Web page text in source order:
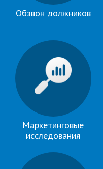
Обзвон должников
Маркетинговые
исследования